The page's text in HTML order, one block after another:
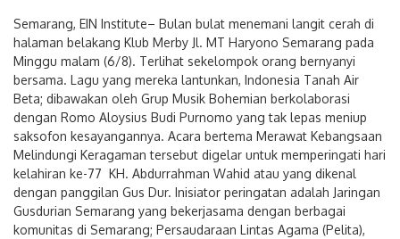
Semarang, EIN Institute– Bulan bulat menemani langit cerah di
halaman belakang Klub Merby Jl. MT Haryono Semarang pada
Minggu malam (6/8). Terlihat sekelompok orang bernyanyi
bersama. Lagu yang mereka lantunkan, Indonesia Tanah Air
Beta; dibawakan oleh Grup Musik Bohemian berkolaborasi
dengan Romo Aloysius Budi Purnomo yang tak lepas meniup
saksofon kesayangannya. Acara bertema Merawat Kebangsaan
Melindungi Keragaman tersebut digelar untuk memperingati hari
kelahiran ke-77 KH. Abdurrahman Wahid atau yang dikenal
dengan panggilan Gus Dur. Inisiator peringatan adalah Jaringan
Gusdurian Semarang yang bekerjasama dengan berbagai
komunitas di Semarang; Persaudaraan Lintas Agama (Pelita),